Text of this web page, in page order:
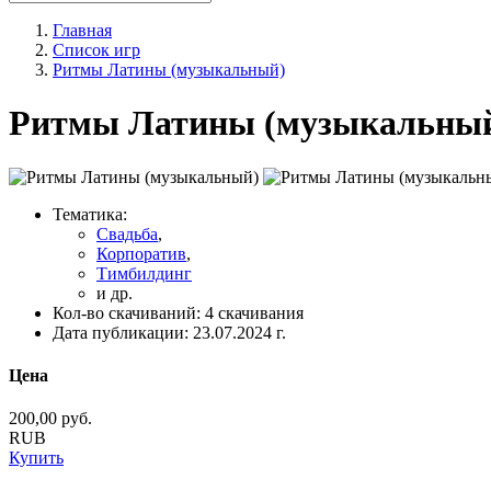
Главная
Список игр
Ритмы Латины (музыкальный)
Ритмы Латины
Тематика:
Свадьба,
Корпоратив,
Тимбилдинг
и др.
Кол-во скачиваний: 4 скачивания
Дата публикации: 23.07.2024 г.
Цена
200,00 руб.
RUB
Купить